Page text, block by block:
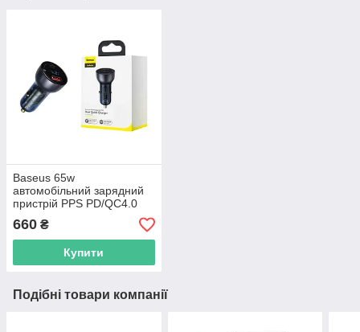
Baseus 65w
автомобільний зарядний
пристрій PPS PD/QC4.0
USB-C/USB-A Particular з
швидкою зарядкою для
ноутбука CCKX-C0G
660 ₴
Купити
Подібні товари компанії